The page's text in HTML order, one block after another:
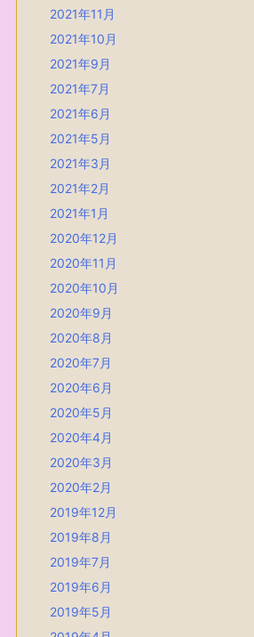
2021年11月
2021年10月
2021年9月
2021年7月
2021年6月
2021年5月
2021年3月
2021年2月
2021年1月
2020年12月
2020年11月
2020年10月
2020年9月
2020年8月
2020年7月
2020年6月
2020年5月
2020年4月
2020年3月
2020年2月
2019年12月
2019年8月
2019年7月
2019年6月
2019年5月